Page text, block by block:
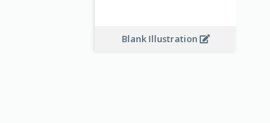
Blank Illustration